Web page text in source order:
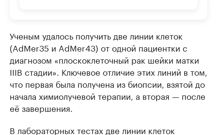
Ученым удалось получить две линии клеток
(AdMer35 и AdMer43) от одной пациентки с
диагнозом «плоскоклеточный рак шейки матки
IIIB стадии». Ключевое отличие этих линий в том,
что первая была получена из биопсии, взятой до
начала химиолучевой терапии, а вторая — после
её завершения.
В лабораторных тестах две линии клеток